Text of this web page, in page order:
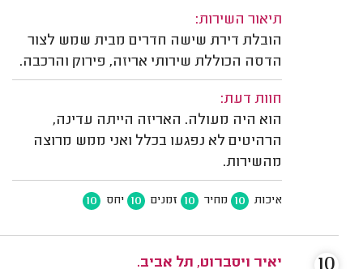
תיאור השירות:
הובלת דירת שישה חדרים מבית שמש לצור
הדסה הכוללת שירותי אריזה, פירוק והרכבה.
חוות דעת:
הוא היה מעולה. האריזה הייתה עדינה,
הרהיטים לא נפגעו בכלל ואני ממש מרוצה
מהשירות.
איכות 10 מחיר 10 זמנים 10 יחס 10
יאיר ויסברוט, תל אביב.